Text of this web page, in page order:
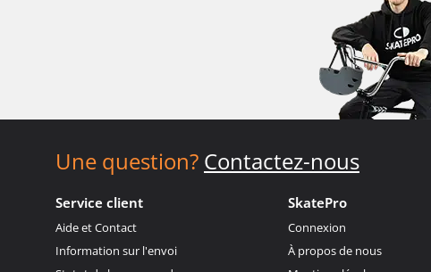
Une question? Contactez-nous
Service client
Aide et Contact
Information sur l'envoi
SkatePro
Connexion
À propos de nous